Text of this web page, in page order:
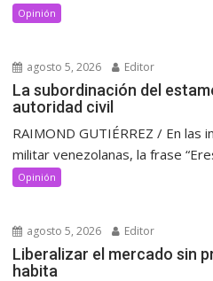
Opinión
agosto 5, 2026 Editor
La subordinación del
autoridad civil
RAIMOND GUTIÉRREZ / En las
militar venezolanas, la frase
Opinión
agosto 5, 2026 Editor
Liberalizar el mercado sin
habita